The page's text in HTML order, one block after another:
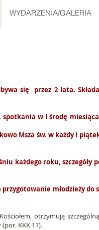
WYDARZENIA/GALERIA
się przez 2 lata.
w I środę
Msza św. w każdyI
każdego roku, szczegóły
młodzieży do
otrzymują
KKK 11).